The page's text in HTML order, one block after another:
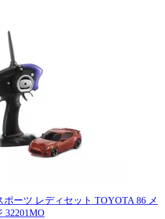
ポーツ レディセット TOYOTA 86 メ
32201MO